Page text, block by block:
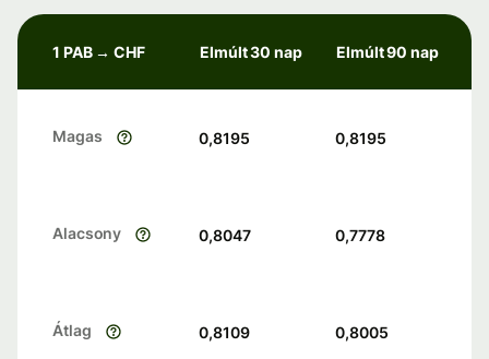
1 PAB → CHF Elmúlt 30 nap Elmúlt 90 nap
Magas 0,8195 0,8195
Alacsony 0,8047 0,7778
Átlag 0,8109 0,8005